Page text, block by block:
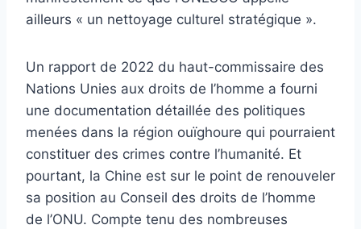
ailleurs « un nettoyage culturel stratégique ».
Un rapport de 2022 du haut-commissaire des
Nations Unies aux droits de l’homme a fourni
une documentation détaillée des politiques
menées dans la région ouïghoure qui pourraient
constituer des crimes contre l’humanité. Et
pourtant, la Chine est sur le point de renouveler
sa position au Conseil des droits de l’homme
de l’ONU. Compte tenu des nombreuses